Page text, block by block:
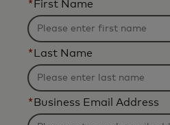
* First Name
* Last Name
* Business Email Address